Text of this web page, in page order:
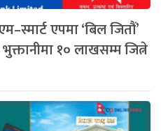
एपमा ‘बिल जितौं’
१० लाखसम्म जित्ने